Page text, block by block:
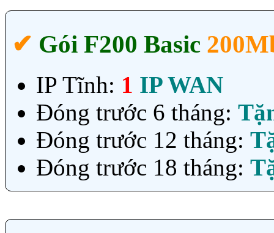
✔‎ Gói F200 Basic
IP Tĩnh: 1 IP WAN
Đóng trước 6 tháng:
Đóng trước 12 tháng:
Đóng trước 18 tháng: